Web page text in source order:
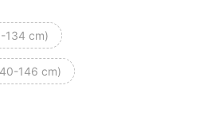
134 cm)
146 cm)